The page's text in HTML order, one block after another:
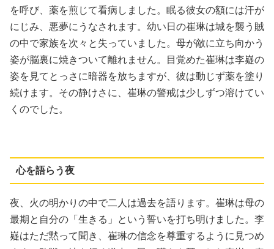
を呼び、薬を煎じて看病しました。眠る彼女の額には汗が
にじみ、悪夢にうなされます。幼い日の崔琳は城を襲う賊
の中で家族を次々と失っていました。母が敵に立ち向かう
姿が脳裏に焼きついて離れません。目覚めた崔琳は李嶷の
姿を見てとっさに暗器を放ちますが、彼は動じず薬を塗り
続けます。その静けさに、崔琳の警戒は少しずつ溶けてい
くのでした。
心を語らう夜
夜、火の明かりの中で二人は過去を語ります。崔琳は母の
最期と自分の「生きる」という誓いを打ち明けました。李
嶷はただ黙って聞き、崔琳の信念を尊重するように見つめ